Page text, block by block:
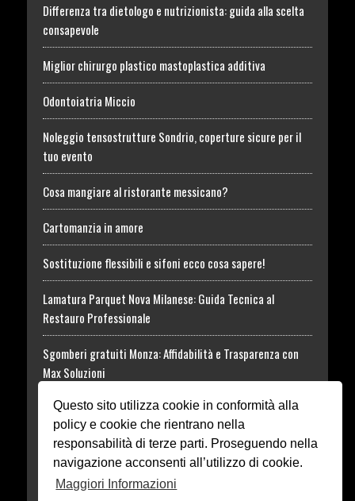
Questo sito utilizza cookie in conformità alla
policy e cookie che rientrano nella
responsabilità di terze parti. Proseguendo nella
navigazione acconsenti all’utilizzo di cookie.
Maggiori Informazioni
Differenza tra dietologo e nutrizionista: guida alla scelta
consapevole
Miglior chirurgo plastico mastoplastica additiva
Odontoiatria Miccio
Noleggio tensostrutture Sondrio, coperture sicure per il
tuo evento
Cosa mangiare al ristorante messicano?
Cartomanzia in amore
Sostituzione flessibili e sifoni ecco cosa sapere!
Lamatura Parquet Nova Milanese: Guida Tecnica al
Restauro Professionale
Sgomberi gratuiti Monza: Affidabilità e Trasparenza con
Max Soluzioni
Tossina Botulinica: informazioni utili al Trattamento
Rhodense Funeral
Dissuasori in acciaio o ferro Monza